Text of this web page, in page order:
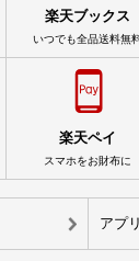
楽天ブックス
いつでも全品送料無
楽天ペイ
スマホをお財布に
アプ